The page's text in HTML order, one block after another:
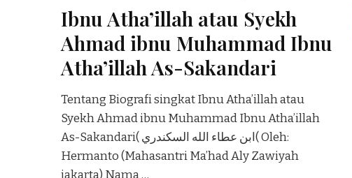
Ibnu Atha’illah atau Syekh
Ahmad ibnu Muhammad Ibnu
Atha’illah As-Sakandari
Tentang Biografi singkat Ibnu Atha’illah atau
Syekh Ahmad ibnu Muhammad Ibnu Atha’illah
As-Sakandari( ابن عطاء الله السكندري( Oleh:
Hermanto (Mahasantri Ma’had Aly Zawiyah
jakarta) Nama …